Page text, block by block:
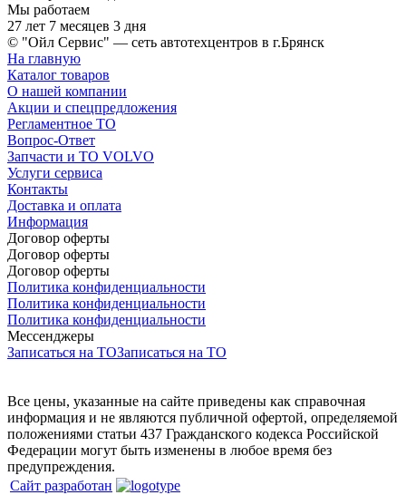
Мы работаем
27 лет 7 месяцев 3 дня
© "Ойл Сервис" — сеть автотехцентров в г.Брянск
На главную
Каталог товаров
О нашей компании
Акции и спецпредложения
Регламентное ТО
Вопрос-Ответ
Запчасти и ТО VOLVO
Услуги сервиса
Контакты
Доставка и оплата
Информация
Договор оферты
Договор оферты
Договор оферты
Политика конфиденциальности
Политика конфиденциальности
Политика конфиденциальности
Мессенджеры
Записаться на ТОЗаписаться на ТО
Все цены, указанные на сайте приведены как справочная
информация и не являются публичной офертой, определяемой
положениями статьи 437 Гражданского кодекса Российской
Федерации могут быть изменены в любое время без
предупреждения.
Сайт разработан